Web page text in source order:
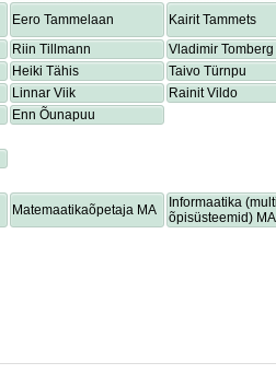
Eero Tammelaan Kairit Tammets
Riin Tillmann Vladimir Tomberg
Heiki Tähis Taivo Türnpu
Linnar Viik Rainit Vildo
Enn Õunapuu
Matemaatikaõpetaja MA
Informaatika
õpisüsteemid) MA